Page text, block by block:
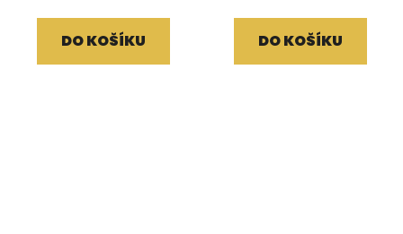
DO KOŠÍKU DO KOŠÍKU